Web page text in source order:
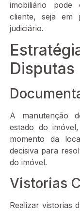
imobiliário pode
cliente, seja em
judiciário.
Disputas
A manutenção
estado do
momento da
decisiva para
do imóvel.
Vistorias
Realizar vistorias